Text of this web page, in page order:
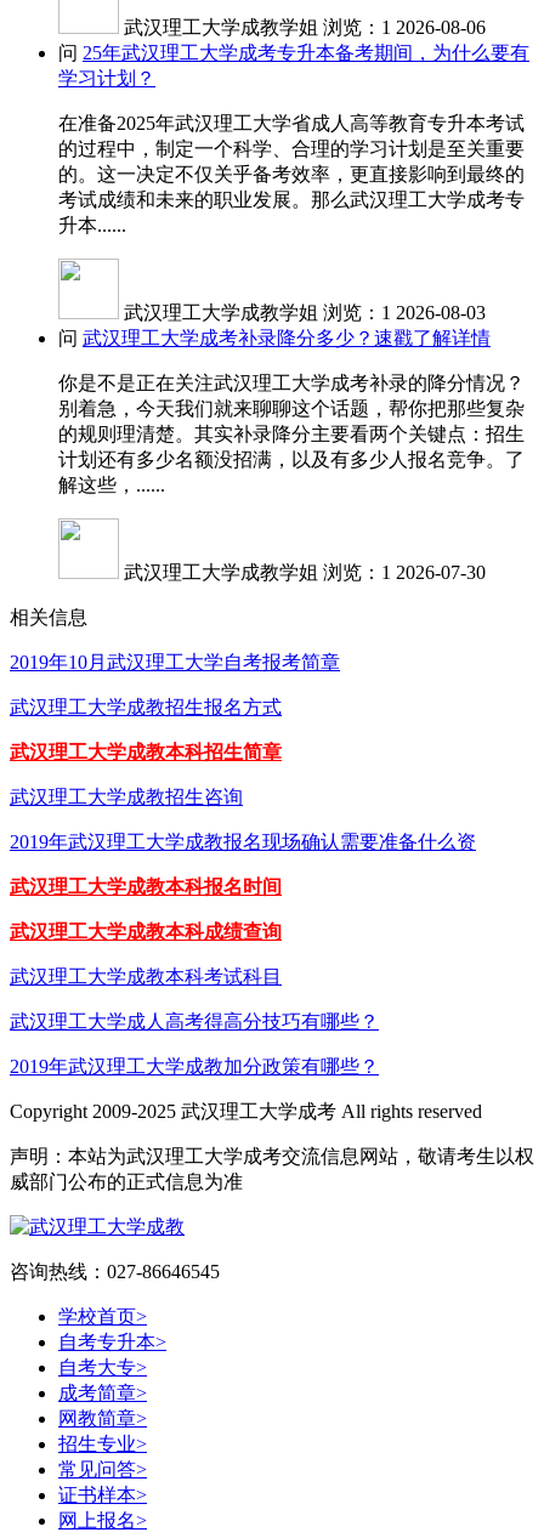
武汉理工大学成教学姐 浏览：1 2026-08-06
问 25年武汉理工大学成考专升本备考期间，为什么要有
学习计划？
在准备2025年武汉理工大学省成人高等教育专升本考试
的过程中，制定一个科学、合理的学习计划是至关重要
的。这一决定不仅关乎备考效率，更直接影响到最终的
考试成绩和未来的职业发展。那么武汉理工大学成考专
升本......
武汉理工大学成教学姐 浏览：1 2026-08-03
问 武汉理工大学成考补录降分多少？速戳了解详情
你是不是正在关注武汉理工大学成考补录的降分情况？
别着急，今天我们就来聊聊这个话题，帮你把那些复杂
的规则理清楚。其实补录降分主要看两个关键点：招生
计划还有多少名额没招满，以及有多少人报名竞争。了
解这些，......
武汉理工大学成教学姐 浏览：1 2026-07-30
相关信息
2019年10月武汉理工大学自考报考简章
武汉理工大学成教招生报名方式
武汉理工大学成教本科招生简章
武汉理工大学成教招生咨询
2019年武汉理工大学成教报名现场确认需要准备什么资
武汉理工大学成教本科报名时间
武汉理工大学成教本科成绩查询
武汉理工大学成教本科考试科目
武汉理工大学成人高考得高分技巧有哪些？
2019年武汉理工大学成教加分政策有哪些？
Copyright 2009-2025 武汉理工大学成考 All rights reserved
声明：本站为武汉理工大学成考交流信息网站，敬请考生以权
威部门公布的正式信息为准
咨询热线：027-86646545
学校首页>
自考专升本>
自考大专>
成考简章>
网教简章>
招生专业>
常见问答>
证书样本>
网上报名>